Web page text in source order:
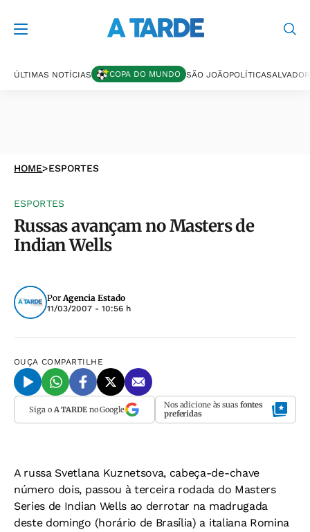
ÚLTIMAS NOTÍCIAS COPA DO MUNDO SÃO JOÃOPOLÍTICASALVADOR
HOME>ESPORTES
ESPORTES
Russas avançam no Masters de
Indian Wells
PorAgencia Estado
11/03/2007 - 10:56 h
OUÇA COMPARTILHE
Siga o A TARDEno Google Nos adicione às suas fontes
preferidas
A russa Svetlana Kuznetsova, cabeça-de-chave
número dois, passou à terceira rodada do Masters
Series de Indian Wells ao derrotar na madrugada
deste domingo (horário de Brasília) a italiana Romina